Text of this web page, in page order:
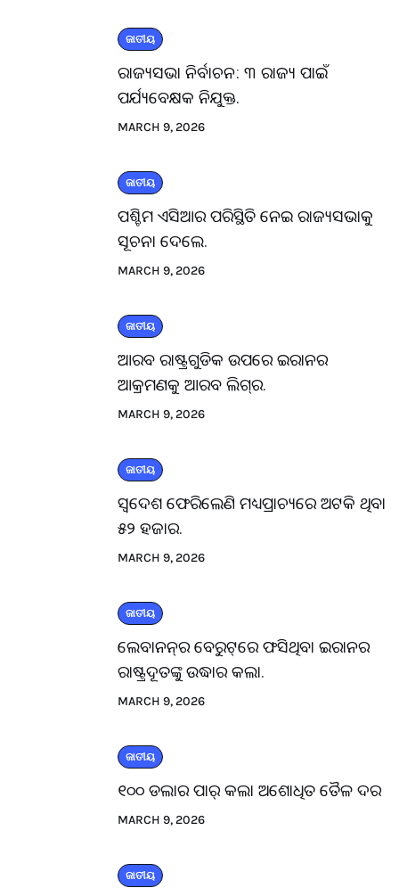
ଜାତୀୟ
ରାଜ୍ୟସଭା ନିର୍ବାଚନ: ୩ ରାଜ୍ୟ ପାଇଁ
ପର୍ଯ୍ୟବେକ୍ଷକ ନିଯୁକ୍ତ.
MARCH 9, 2026
ଜାତୀୟ
ପଶ୍ଚିମ ଏସିଆର ପରିସ୍ଥିତି ନେଇ ରାଜ୍ୟସଭାକୁ
ସୂଚନା ଦେଲେ.
MARCH 9, 2026
ଜାତୀୟ
ଆରବ ରାଷ୍ଟ୍ରଗୁଡିକ ଉପରେ ଇରାନର
ଆକ୍ରମଣକୁ ଆରବ ଲିଗ୍‌ର.
MARCH 9, 2026
ଜାତୀୟ
ସ୍ବଦେଶ ଫେରିଲେଣି ମଧ୍ୟପ୍ରାଚ୍ୟରେ ଅଟକି ଥିବା
୫୨ ହଜାର.
MARCH 9, 2026
ଜାତୀୟ
ଲେବାନନ୍‌ର ବେରୁଟ୍‌ରେ ଫସିଥିବା ଇରାନର
ରାଷ୍ଟ୍ରଦୂତଙ୍କୁ ଉଦ୍ଧାର କଲା.
MARCH 9, 2026
ଜାତୀୟ
୧୦୦ ଡଲାର ପାର୍ କଲା ଅଶୋଧିତ ତୈଳ ଦର
MARCH 9, 2026
ଜାତୀୟ